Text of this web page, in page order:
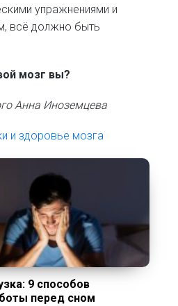
упражнениями и
всё должно быть
мозг вы?
Анна Иноземцева
и здоровье мозга
9 способов
перед сном